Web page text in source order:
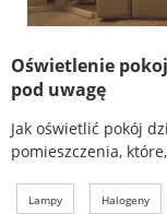
Oświetlenie
pod uwagę
Jak oświetlić pokój
pomieszczenia,
Lampy Halogeny